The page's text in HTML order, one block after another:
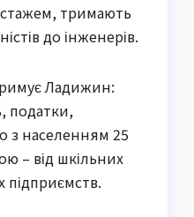
тримають
до інженерів.
Ладижин:
податки,
з населенням 25
– від шкільних
підприємств.